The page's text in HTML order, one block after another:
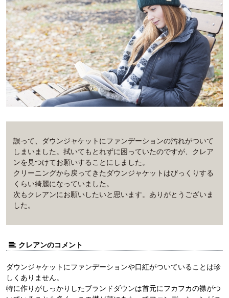
誤って、ダウンジャケットにファンデーションの汚れがついて
しまいました。拭いてもとれずに困っていたのですが、クレア
ンを見つけてお願いすることにしました。
クリーニングから戻ってきたダウンジャケットはびっくりする
くらい綺麗になっていました。
次もクレアンにお願いしたいと思います。ありがとうございま
した。
クレアンのコメント
ダウンジャケットにファンデーションや口紅がついていることは珍
しくありません。
特に作りがしっかりしたブランドダウンは首元にフカフカの襟がつ